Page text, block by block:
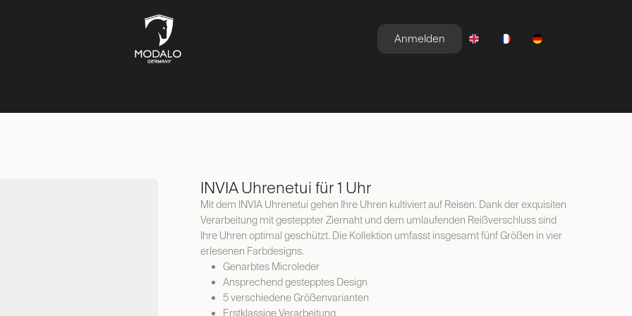
Anmelden
INVIA Uhrenetui für 1 Uhr
Mit dem INVIA Uhrenetui gehen Ihre Uhren kultiviert auf Reisen. Dank der exquisiten
Verarbeitung mit gesteppter Ziernaht und dem umlaufenden Reißverschluss sind
Ihre Uhren optimal geschützt. Die Kollektion umfasst insgesamt fünf Größen in vier
erlesenen Farbdesigns.
Genarbtes Microleder
Ansprechend gestepptes Design
5 verschiedene Größenvarianten
Erstklassige Verarbeitung